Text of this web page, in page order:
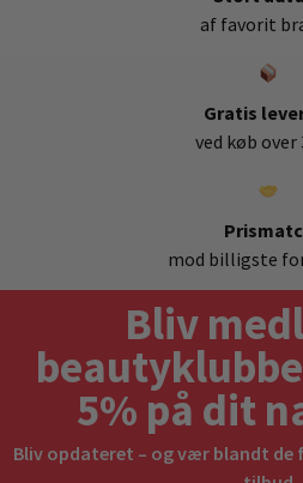
af favorit
Gratis
ved køb over
mod billigste
Bliv
5% på dit
Bliv opdateret – og vær blandt